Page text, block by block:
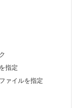
指定
ァイルを指定